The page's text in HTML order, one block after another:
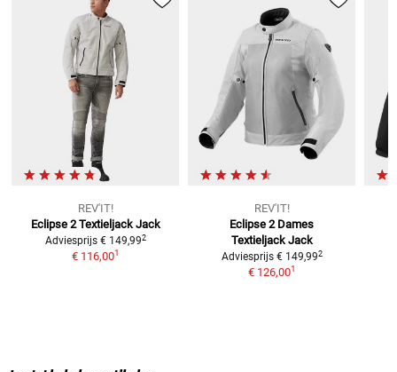
REV'IT!
Eclipse 2 Textieljack Jack
Adviesprijs € 149,992
€ 116,001
REV'IT!
Eclipse 2 Dames
Textieljack Jack
Adviesprijs € 149,992
€ 126,001